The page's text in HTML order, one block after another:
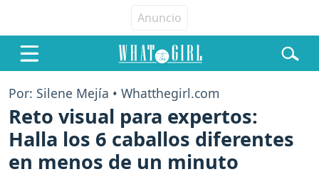
Por: Silene Mejía • Whatthegirl.com
Reto visual para expertos:
Halla los 6 caballos diferentes
en menos de un minuto